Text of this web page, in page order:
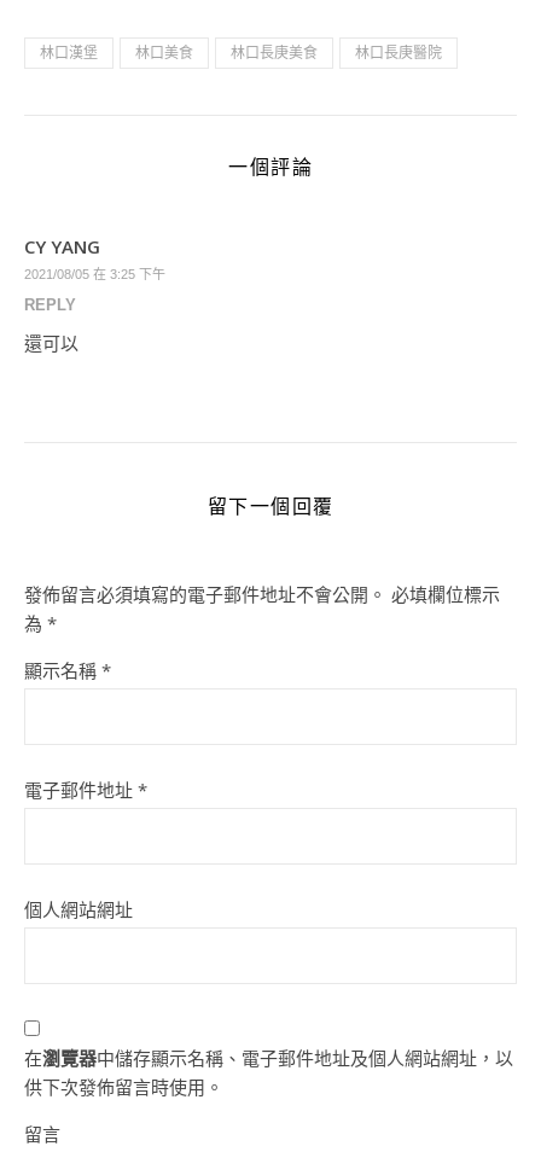
林口漢堡 林口美食 林口長庚美食 林口長庚醫院
一個評論
CY YANG
2021/08/05 在 3:25 下午
REPLY
還可以
留下一個回覆
發佈留言必須填寫的電子郵件地址不會公開。 必填欄位標示
為 *
顯示名稱 *
電子郵件地址 *
個人網站網址
在瀏覽器中儲存顯示名稱、電子郵件地址及個人網站網址，以
供下次發佈留言時使用。
留言